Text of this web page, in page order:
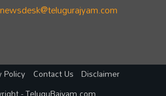
newsdesk@telugurajyam.com
Policy Contact Us Disclaimer